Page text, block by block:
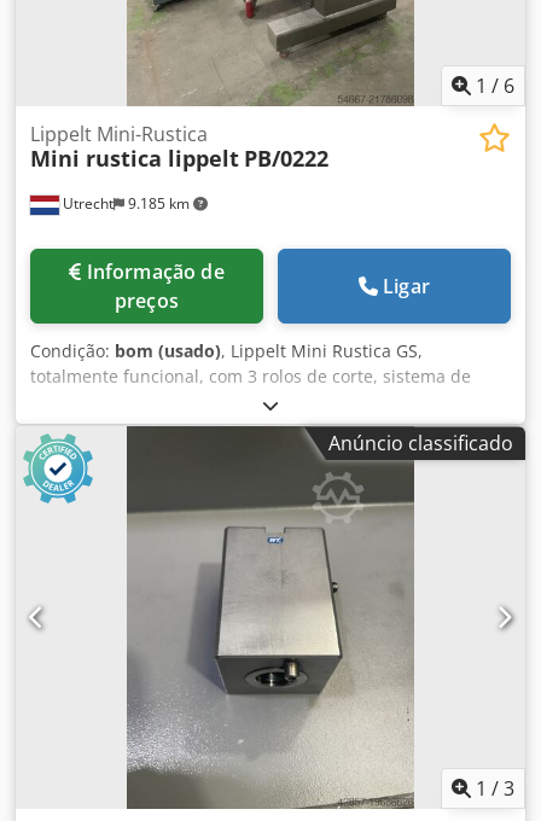
1 / 6
Utrecht 9.185 km
Lippelt Mini-Rustica
Mini rustica lippelt PB/0222
preços
Ligar
Condição: bom (usado), Lippelt Mini Rustica GS,
totalmente funcional, com 3 rolos de corte, sistema de
humidificação e dispersão de sementes de papoila. A
máquina de moldar massa é móvel sobre rodas. Funciona
em 380 volts, 1 kW. Djdpfoy E Ntwox Ai HjwaAnúncio classificado
1 /3